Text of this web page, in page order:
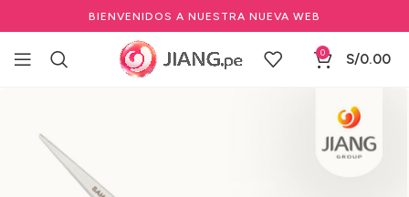
BIENVENIDOS A NUESTRA NUEVA WEB
0 S/0.00